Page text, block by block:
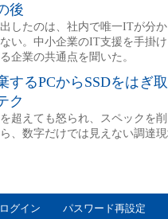
ログイン パスワード再設定